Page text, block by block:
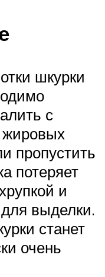
шкурки
с
жировых
пропустить
потеряет
и
выделки.
станет
очень